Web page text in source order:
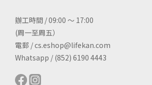
辦工時間 / 09:00 ～ 17:00
(周一至周五）
電郵 / cs.eshop@lifekan.com
Whatsapp / (852) 6190 4443